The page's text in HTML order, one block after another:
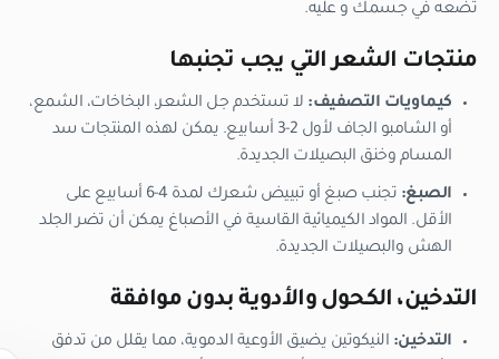
تضعه في جسمك و عليه.
منتجات الشعر التي يجب تجنبها
كيماويات التصفيف: لا تستخدم جل الشعر، البخاخات، الشمع،
أو الشامبو الجاف لأول 2-3 أسابيع. يمكن لهذه المنتجات سد
المسام وخنق البصيلات الجديدة.
الصبغ:
تجنب صبغ أو تبييض شعرك لمدة 4-6 أسابيع على
الأقل. المواد الكيميائية القاسية في الأصباغ يمكن أن تضر الجلد
الهش والبصيلات الجديدة.
التدخين، الكحول والأدوية بدون موافقة
التدخين: النيكوتين يضيق الأوعية الدموية، مما يقلل من تدفق